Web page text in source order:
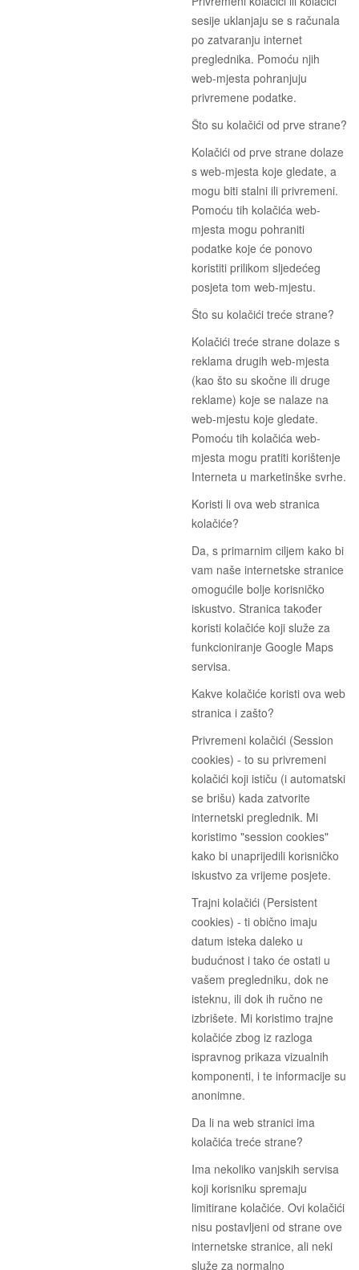
sesije uklanjaju se s računala
po zatvaranju internet
preglednika. Pomoću njih
web-mjesta pohranjuju
privremene podatke.
Što su kolačići od prve strane?
Kolačići od prve strane dolaze
s web-mjesta koje gledate, a
mogu biti stalni ili privremeni.
Pomoću tih kolačića web-
mjesta mogu pohraniti
podatke koje će ponovo
koristiti prilikom sljedećeg
posjeta tom web-mjestu.
Što su kolačići treće strane?
Kolačići treće strane dolaze s
reklama drugih web-mjesta
(kao što su skočne ili druge
reklame) koje se nalaze na
web-mjestu koje gledate.
Pomoću tih kolačića web-
mjesta mogu pratiti korištenje
Interneta u marketinške svrhe.
Koristi li ova web stranica
kolačiće?
Da, s primarnim ciljem kako bi
vam naše internetske stranice
omogućile bolje korisničko
iskustvo. Stranica također
koristi kolačiće koji služe za
funkcioniranje Google Maps
servisa.
Kakve kolačiće koristi ova web
stranica i zašto?
Privremeni kolačići (Session
cookies) - to su privremeni
kolačići koji ističu (i automatski
se brišu) kada zatvorite
internetski preglednik. Mi
koristimo "session cookies"
kako bi unaprijedili korisničko
iskustvo za vrijeme posjete.
Trajni kolačići (Persistent
cookies) - ti obično imaju
datum isteka daleko u
budućnost i tako će ostati u
vašem pregledniku, dok ne
isteknu, ili dok ih ručno ne
izbrišete. Mi koristimo trajne
kolačiće zbog iz razloga
ispravnog prikaza vizualnih
komponenti, i te informacije su
anonimne.
Da li na web stranici ima
kolačića treće strane?
Ima nekoliko vanjskih servisa
koji korisniku spremaju
limitirane kolačiće. Ovi kolačići
nisu postavljeni od strane ove
internetske stranice, ali neki
služe za normalno